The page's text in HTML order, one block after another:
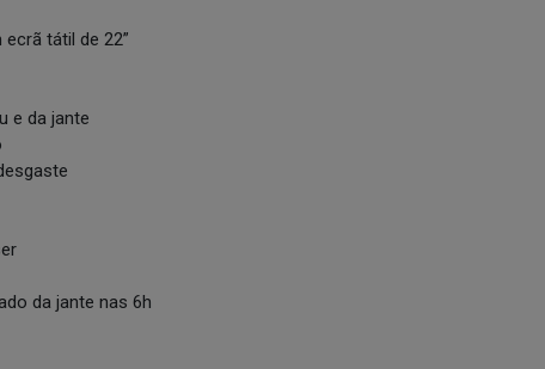
tátil de 22”
e da jante
da jante nas 6h